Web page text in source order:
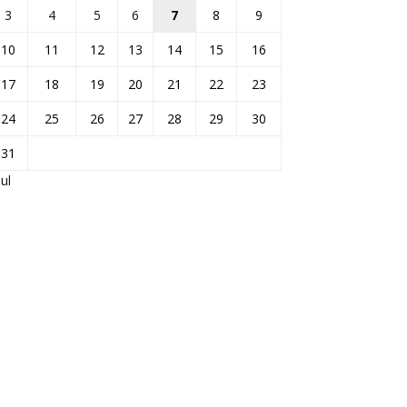
3 4 5 6 7 8
9
10
11 12 13 14 15
16
17
18 19 20 21 22
23
24
25 26 27 28 29
30
31